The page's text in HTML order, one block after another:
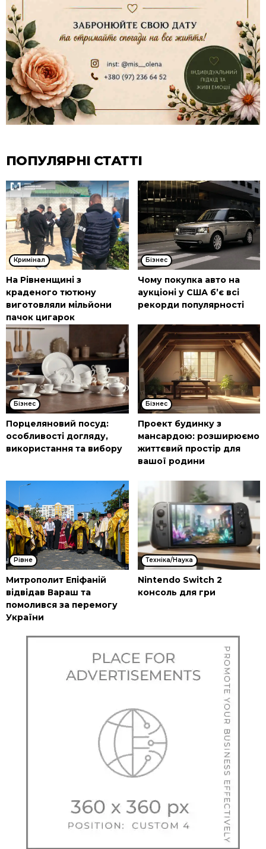
ПОПУЛЯРНІ СТАТТІ
Кримінал
На Рівненщині з
краденого тютюну
виготовляли мільйони
пачок цигарок
Бізнес
Чому покупка авто на
аукціоні у США б’є всі
рекорди популярності
Бізнес
Порцеляновий посуд:
особливості догляду,
використання та вибору
Бізнес
Проект будинку з
мансардою: розширюємо
життєвий простір для
вашої родини
Рівне
Митрополит Епіфаній
відвідав Вараш та
помолився за перемогу
України
Техніка/Наука
Nintendo Switch 2
консоль для гри